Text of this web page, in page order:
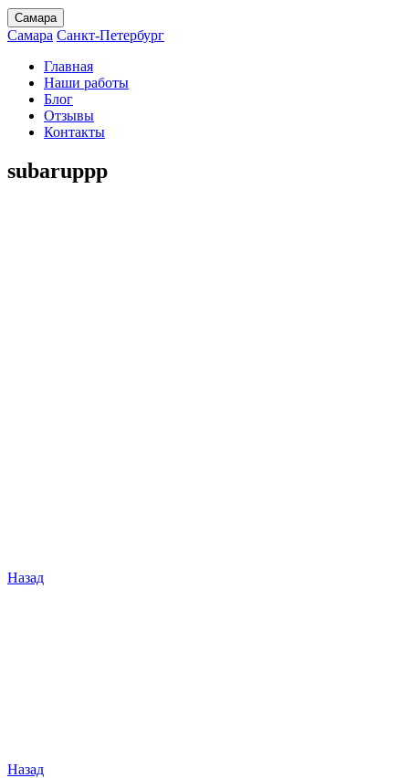
Самара
Самара Санкт-Петербург
Главная
Наши работы
Блог
Отзывы
Контакты
subaruppp
Назад
Назад